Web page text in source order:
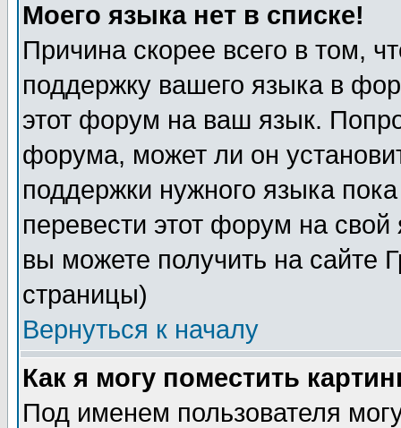
Моего языка нет в списке!
Причина скорее всего в том,
поддержку вашего языка в
этот форум на ваш язык.
форума, может ли он
поддержки нужного языка
перевести этот форум на
вы можете получить на сайте
страницы)
Вернуться к началу
Как я могу поместить
Под именем пользователя